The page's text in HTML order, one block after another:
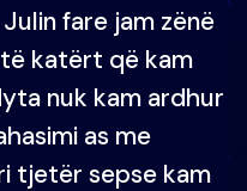
fare jam zënë
katërt që kam
nuk kam ardhur
as me
tjetër sepse kam